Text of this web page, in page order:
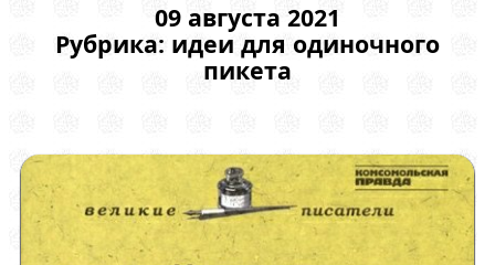
09 августа 2021
Рубрика: идеи для одиночного
пикета